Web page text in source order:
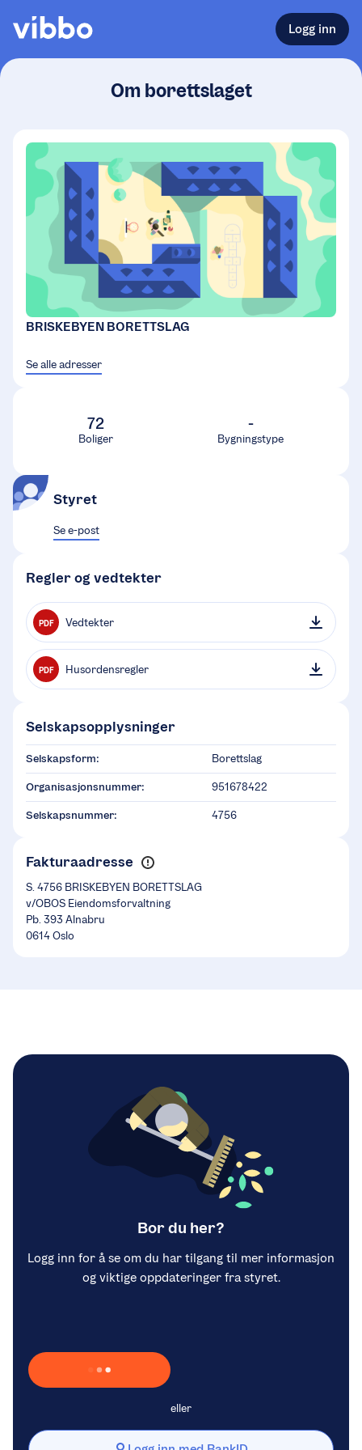
Logg inn
Om borettslaget
BRISKEBYEN BORETTSLAG
Se alle adresser
72
Boliger
-
Bygningstype
Styret
Se e-post
Regler og vedtekter
PDF Vedtekter
PDF Husordensregler
Selskapsopplysninger
Selskapsform: Borettslag
Organisasjonsnummer: 951678422
Selskapsnummer: 4756
Fakturaadresse
S. 4756 BRISKEBYEN BORETTSLAG
v/OBOS Eiendomsforvaltning
Pb. 393 Alnabru
0614 Oslo
Bor du her?
Logg inn for å se om du har tilgang til mer informasjon
og viktige oppdateringer fra styret.
Laster inn Vipps …
eller